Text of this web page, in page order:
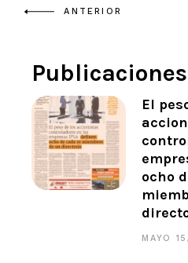
ANTERIOR
El
ocho
MAYO